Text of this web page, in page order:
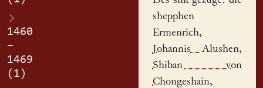
1460
–
1469
(1)
shepphen
Ermenrich,
Johannis Alushen,
Shiban von
Chongeshain,